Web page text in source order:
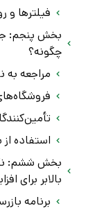
فیلترها و
بخش پنجم:
چگونه؟
مراجعه به
استفاده
بخش ششم:
بالابر برای
برنامه